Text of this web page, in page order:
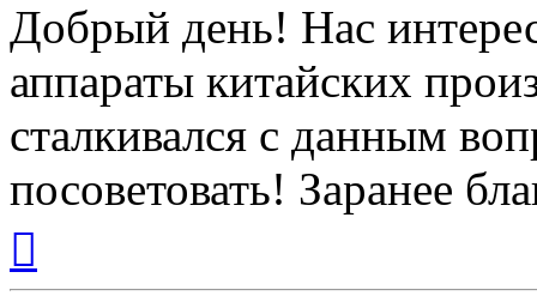
Добрый день! Нас
аппараты китайских
сталкивался с данным
посоветовать! Заранее
началу